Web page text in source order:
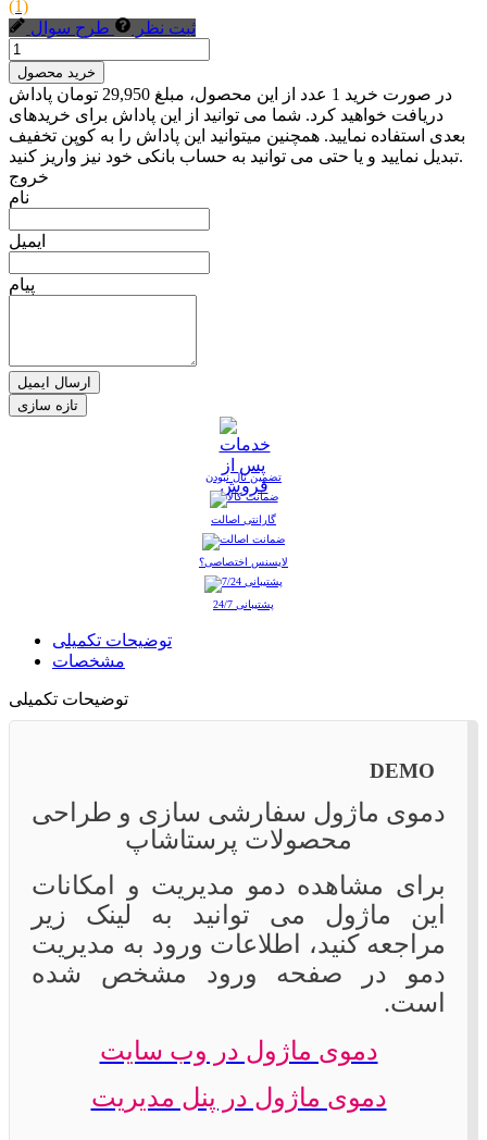
(1)
ثبت نظر
طرح سوال
خرید محصول
در صورت خرید 1 عدد از این محصول، مبلغ 29,950 تومان پاداش
دریافت خواهید کرد. شما می توانید از این پاداش برای خریدهای
بعدی استفاده نمایید. همچنین میتوانید این پاداش را به کوپن تخفیف
تبدیل نمایید و یا حتی می توانید به حساب بانکی خود نیز واریز کنید.
خروج
نام
ایمیل
پیام
ارسال ایمیل
تضمین نال نبودن
گارانتی اصالت
لایسنس اختصاصی؟
پشتیبانی 24/7
توضیحات تکمیلی
مشخصات
توضیحات تکمیلی
DEMO
دموی ماژول سفارشی سازی و طراحی
محصولات پرستاشاپ
برای مشاهده دمو مدیریت و امکانات
این ماژول می توانید به لینک زیر
مراجعه کنید، اطلاعات ورود به مدیریت
دمو در صفحه ورود مشخص شده
است.
دموی ماژول در وب سایت
دموی ماژول در پنل مدیریت